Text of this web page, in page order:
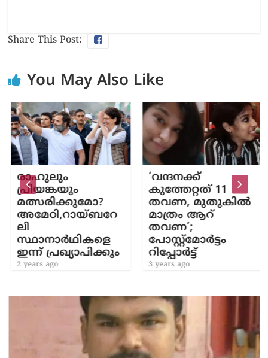
Share This Post:
You May Also Like
രാഹുലും
പ്രിയങ്കയും
മത്സരിക്കുമോ?
അമേഠി,റായ്‍ബറേ
ലി
സ്ഥാനാര്‍ഥികളെ
ഇന്ന് പ്രഖ്യാപിക്കും
2 years ago
‘വന്ദനക്ക്
കുത്തേറ്റത് 11
തവണ, മുതുകിൽ
മാത്രം ആറ്
തവണ’;
പോസ്റ്റ്‌മോർട്ടം
റിപ്പോർട്ട്
3 years ago